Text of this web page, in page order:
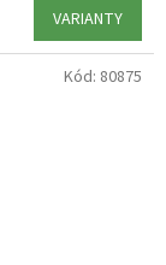
VARIANTY
Kód: 80875